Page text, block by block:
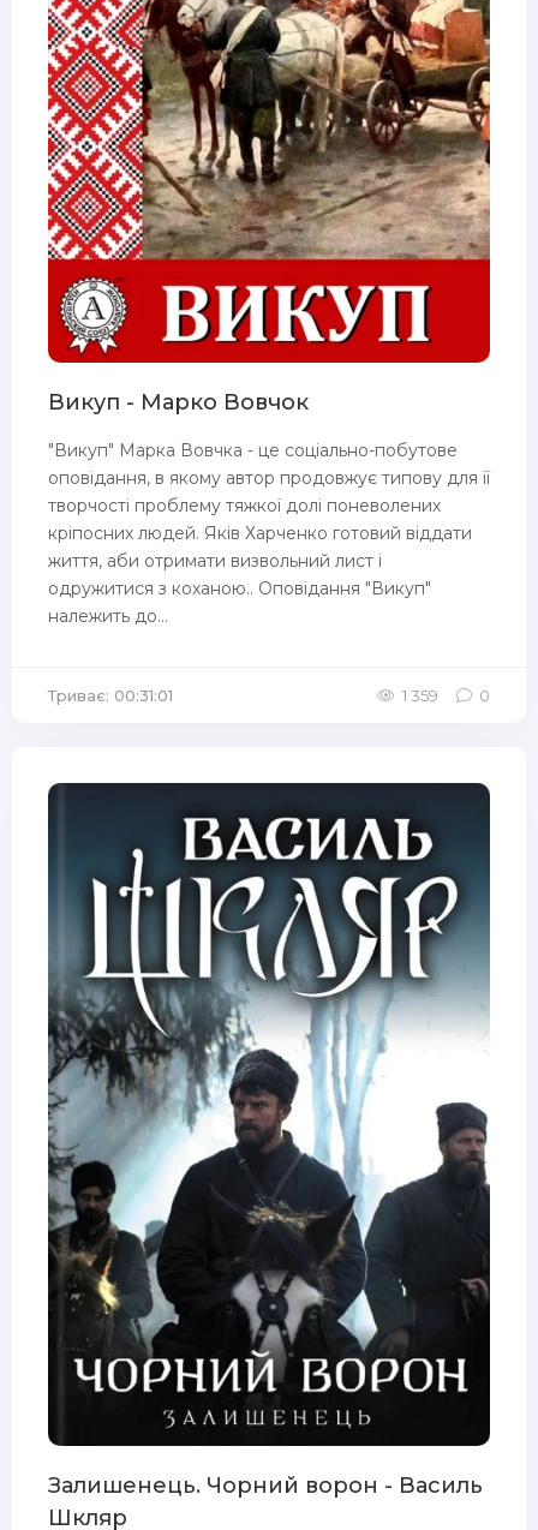
Викуп - Марко Вовчок
"Викуп" Марка Вовчка - це соціально-побутове
оповідання, в якому автор продовжує типову для її
творчості проблему тяжкої долі поневолених
кріпосних людей. Яків Харченко готовий віддати
життя, аби отримати визвольний лист і
одружитися з коханою.. Оповідання "Викуп"
належить до...
Триває: 00:31:01 1 359 0
Залишенець. Чорний ворон - Василь
Шкляр